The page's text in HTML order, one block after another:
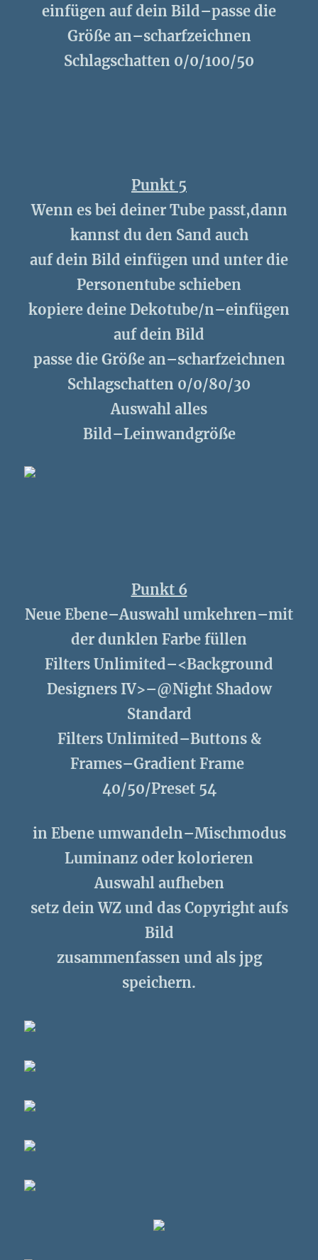
einfügen auf dein Bild–passe die
Größe an–scharfzeichnen
Schlagschatten 0/0/100/50
Punkt 5
Wenn es bei deiner Tube passt,dann
kannst du den Sand auch
auf dein Bild einfügen und unter die
Personentube schieben
kopiere deine Dekotube/n–einfügen
auf dein Bild
passe die Größe an–scharfzeichnen
Schlagschatten 0/0/80/30
Auswahl alles
Bild–Leinwandgröße
Punkt 6
Neue Ebene–Auswahl umkehren–mit
der dunklen Farbe füllen
Filters Unlimited–<Background
Designers IV>–@Night Shadow
Standard
Filters Unlimited–Buttons &
Frames–Gradient Frame
40/50/Preset 54
in Ebene umwandeln–Mischmodus
Luminanz oder kolorieren
Auswahl aufheben
setz dein WZ und das Copyright aufs
Bild
zusammenfassen und als jpg
speichern.